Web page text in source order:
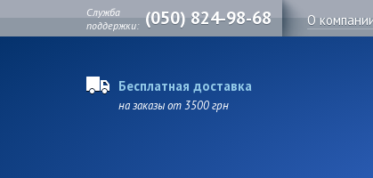
Служба
поддержки: (050) 824-98-68 О
Бесплатная доставка
на заказы от 3500 грн